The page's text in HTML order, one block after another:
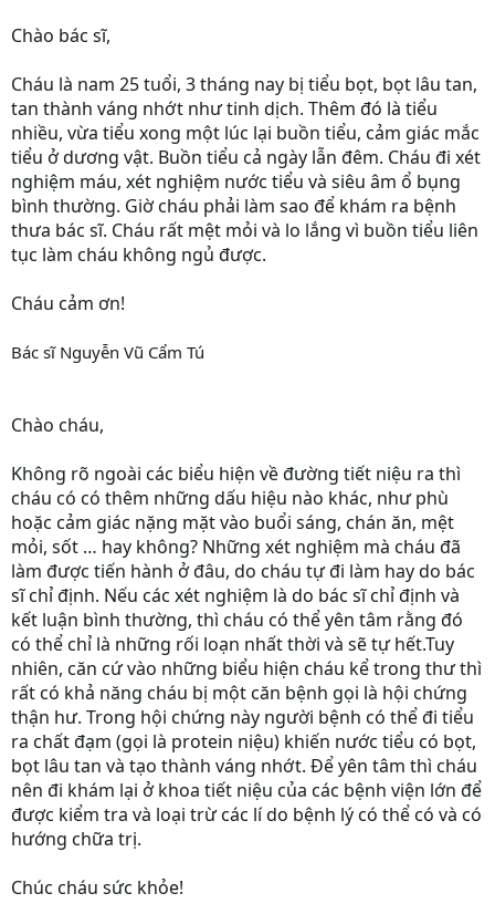
Chào bác sĩ,
Cháu là nam 25 tuổi, 3 tháng nay bị tiểu bọt, bọt lâu tan,
tan thành váng nhớt như tinh dịch. Thêm đó là tiểu
nhiều, vừa tiểu xong một lúc lại buồn tiểu, cảm giác mắc
tiểu ở dương vật. Buồn tiểu cả ngày lẫn đêm. Cháu đi xét
nghiệm máu, xét nghiệm nước tiểu và siêu âm ổ bụng
bình thường. Giờ cháu phải làm sao để khám ra bệnh
thưa bác sĩ. Cháu rất mệt mỏi và lo lắng vì buồn tiểu liên
tục làm cháu không ngủ được.
Cháu cảm ơn!
Bác sĩ Nguyễn Vũ Cẩm Tú
Chào cháu,
Không rõ ngoài các biểu hiện về đường tiết niệu ra thì
cháu có có thêm những dấu hiệu nào khác, như phù
hoặc cảm giác nặng mặt vào buổi sáng, chán ăn, mệt
mỏi, sốt … hay không? Những xét nghiệm mà cháu đã
làm được tiến hành ở đâu, do cháu tự đi làm hay do bác
sĩ chỉ định. Nếu các xét nghiệm là do bác sĩ chỉ định và
kết luận bình thường, thì cháu có thể yên tâm rằng đó
có thể chỉ là những rối loạn nhất thời và sẽ tự hết.Tuy
nhiên, căn cứ vào những biểu hiện cháu kể trong thư thì
rất có khả năng cháu bị một căn bệnh gọi là hội chứng
thận hư. Trong hội chứng này người bệnh có thể đi tiểu
ra chất đạm (gọi là protein niệu) khiến nước tiểu có bọt,
bọt lâu tan và tạo thành váng nhớt. Để yên tâm thì cháu
nên đi khám lại ở khoa tiết niệu của các bệnh viện lớn để
được kiểm tra và loại trừ các lí do bệnh lý có thể có và có
hướng chữa trị.
Chúc cháu sức khỏe!